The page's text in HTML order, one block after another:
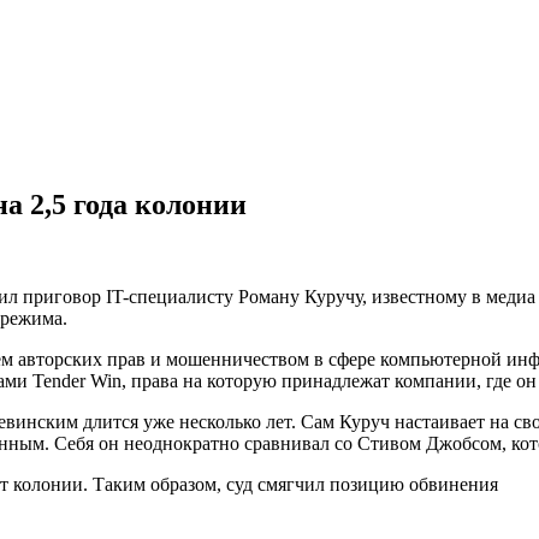
2,5 года колонии
приговор IT-специалисту Роману Куручу, известному в
авторских прав и мошенничеством в сфере компьютерной
Tender Win, права на которую принадлежат компании, где он
длится уже несколько лет. Сам Куруч настаивает на
Себя он неоднократно сравнивал со Стивом Джобсом,
колонии. Таким образом, суд смягчил позицию обвинения